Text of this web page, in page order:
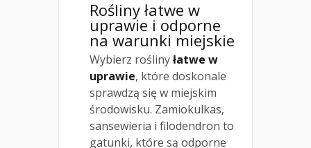
Rośliny łatwe w
uprawie i odporne
na warunki miejskie
Wybierz roślinyłatwe w
uprawie, które doskonale
sprawdzą się w miejskim
środowisku. Zamiokulkas,
sansewieria i filodendron to
gatunki, które są odporne